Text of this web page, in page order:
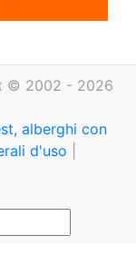
© 2002 - 2026
alberghi con
d'uso